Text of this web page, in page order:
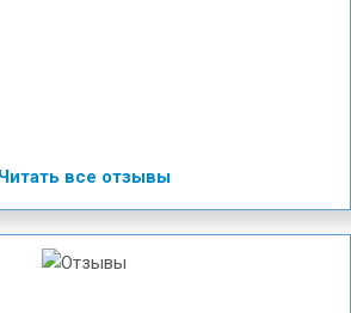
Читать все отзывы